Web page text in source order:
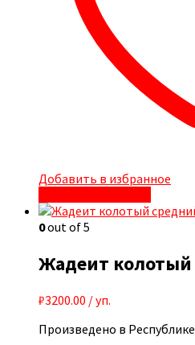
Добавить в избранное
0out of 5
Жадеит колотый
₽3200.00 / уп.
Произведено в Республике